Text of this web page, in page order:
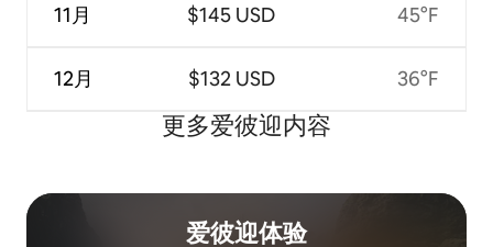
11月
12月
$145 USD
$132 USD
45°F
36°F
更多爱彼迎内容
爱彼迎体验